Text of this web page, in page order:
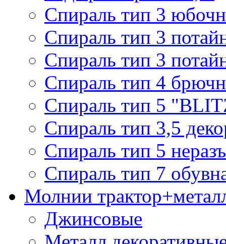
Спираль тип 3
Спираль тип 3
Спираль тип 3
Спираль тип 4
Спираль тип 5
Спираль тип 3,5
Спираль тип 5
Спираль тип 7
Молнии
Джинсовые